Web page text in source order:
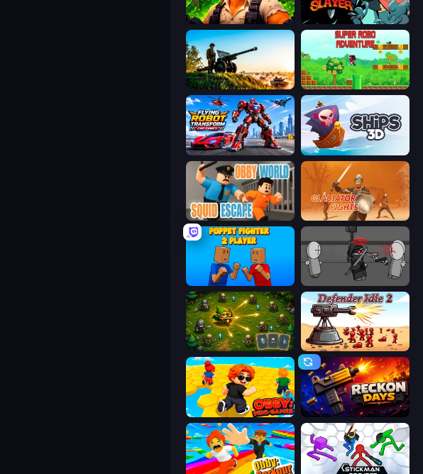
Zombie Lab Escape Tailed Demon Slayer
Artillery Vs Tanks Super Robo - Adventure
Flying Robot Transform Car Games Ships 3D
Gladiator Fights
Puppet Fighter 2 Player Madness Project Nexus
Tiny Ranger Defender Idle 2
Obby: Mini-Games Reckon Days